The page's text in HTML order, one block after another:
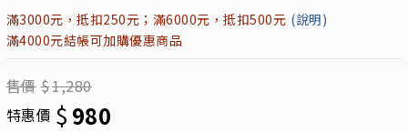
滿3000元，抵扣250元；滿6000元，抵扣500元 (說明)
滿4000元結帳可加購優惠商品
售價 $1,280
特惠價 $ 980